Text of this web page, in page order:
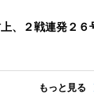
、２戦連発２
もっと見る